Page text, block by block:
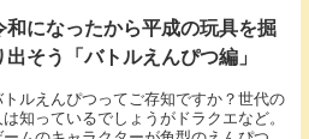
和になったから平成の玩具を掘
出そう「バトルえんぴつ編」
トルえんぴつってご存知ですか？世代の
は知っているでしょうがドラクエなど。